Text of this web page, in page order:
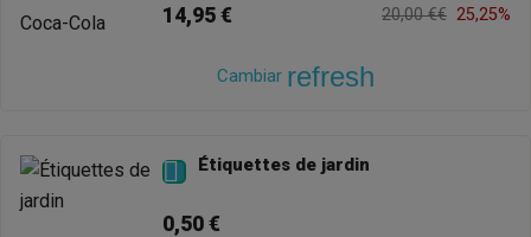
14,95 € 20,00 €€ 25,25%
Cambiar refresh
 Étiquettes de jardin
0,50 €